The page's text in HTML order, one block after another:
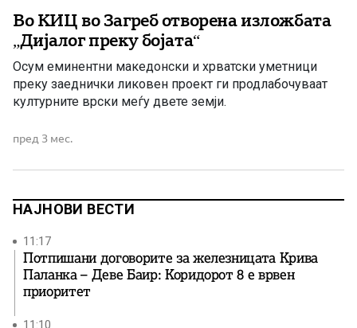
Во КИЦ во Загреб отворена изложбата
„Дијалог преку бојата“
Осум еминентни македонски и хрватски уметници
преку заеднички ликовен проект ги продлабочуваат
културните врски меѓу двете земји.
пред 3 мес.
НАЈНОВИ ВЕСТИ
11:17
Потпишани договорите за железницата Крива
Паланка – Деве Баир: Коридорот 8 е врвен
приоритет
11:10